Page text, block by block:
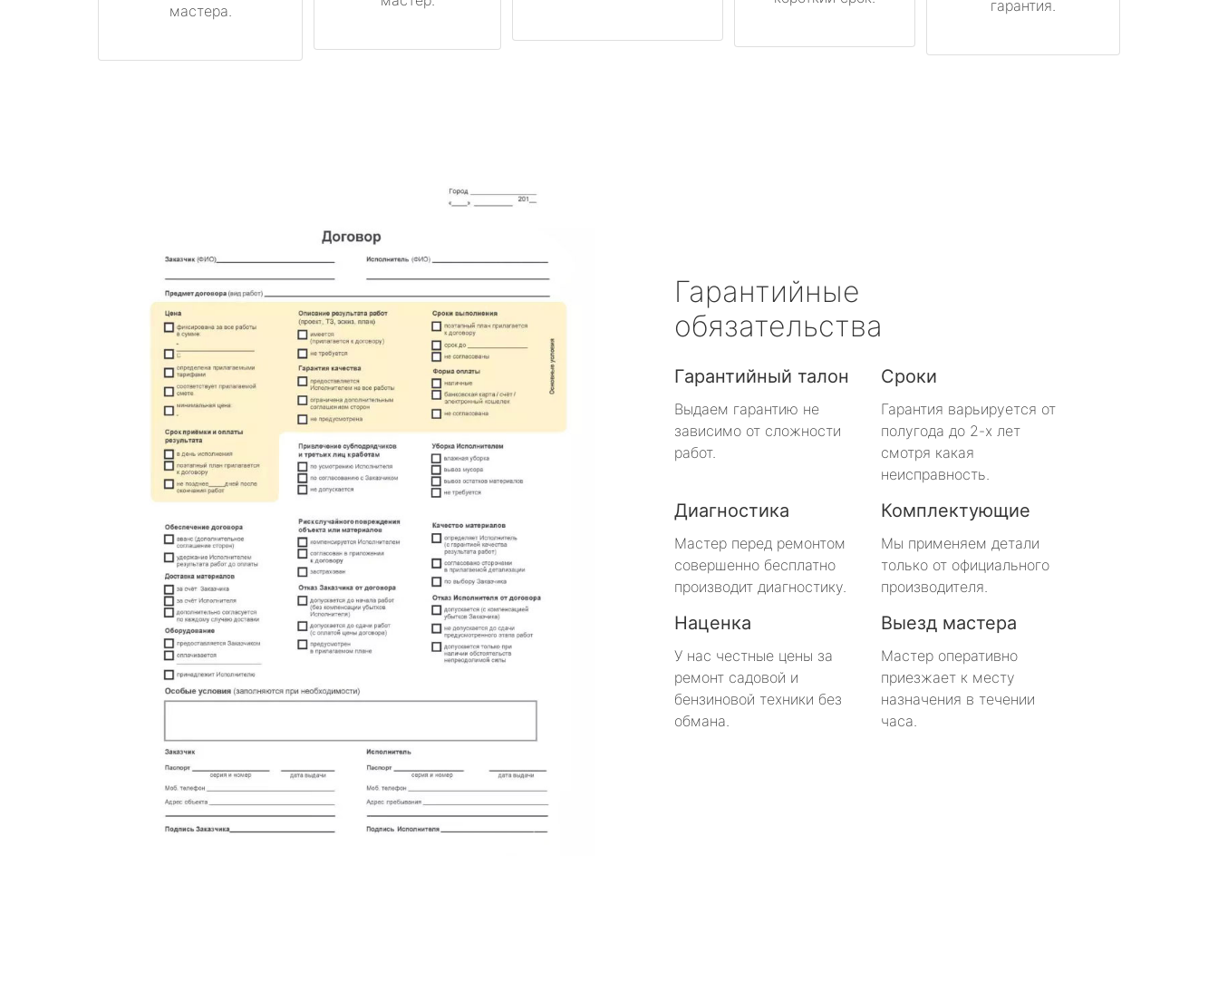
мастера.
гарантия.
Гарантийные
обязательства
Гарантийный талон
Выдаем гарантию не
зависимо от сложности
работ.
Сроки
Гарантия варьируется от
полугода до 2-х лет
смотря какая
неисправность.
Диагностика
Мастер перед ремонтом
совершенно бесплатно
производит диагностику.
Комплектующие
Мы применяем детали
только от официального
производителя.
Наценка
У нас честные цены за
ремонт садовой и
бензиновой техники без
обмана.
Выезд мастера
Мастер оперативно
приезжает к месту
назначения в течении
часа.